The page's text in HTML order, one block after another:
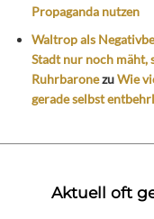
Propaganda nutzen
Waltrop als
Stadt nur noch mäht,
RuhrbaronezuWie
gerade selbst
Aktuell oft